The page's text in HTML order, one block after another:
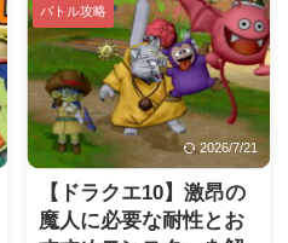
バトル攻略
2026/7/21
【ドラクエ10】激昂の
魔人に必要な耐性とお